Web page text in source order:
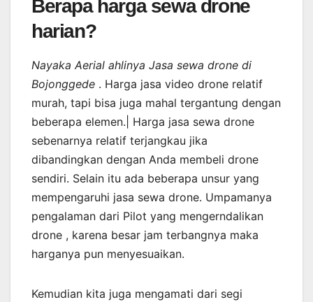
Berapa harga sewa drone
harian?
Nayaka Aerial ahlinya Jasa sewa drone di
Bojonggede . Harga jasa video drone relatif
murah, tapi bisa juga mahal tergantung dengan
beberapa elemen.| Harga jasa sewa drone
sebenarnya relatif terjangkau jika
dibandingkan dengan Anda membeli drone
sendiri. Selain itu ada beberapa unsur yang
mempengaruhi jasa sewa drone. Umpamanya
pengalaman dari Pilot yang mengerndalikan
drone , karena besar jam terbangnya maka
harganya pun menyesuaikan.
Kemudian kita juga mengamati dari segi